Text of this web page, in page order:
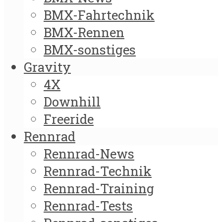
BMX-Fahrtechnik
BMX-Rennen
BMX-sonstiges
Gravity
4X
Downhill
Freeride
Rennrad
Rennrad-News
Rennrad-Technik
Rennrad-Training
Rennrad-Tests